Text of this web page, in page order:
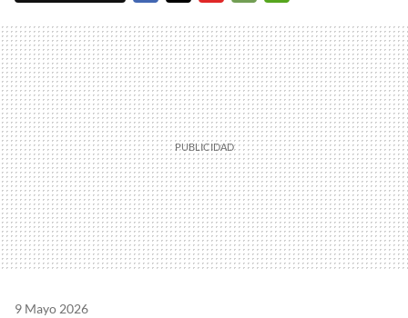
MAIL
9 Mayo 2026